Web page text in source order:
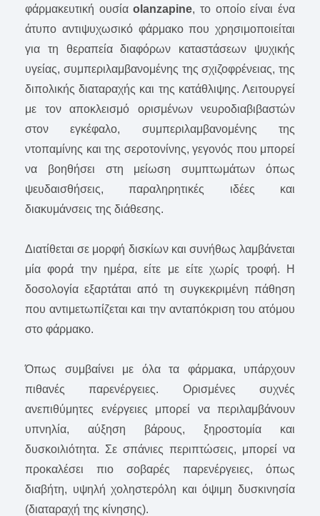
φάρμακευτική ουσίαolanzapine, το οποίο είναι ένα
άτυπο αντιψυχωσικό φάρμακο που χρησιμοποιείται
για τη θεραπεία διαφόρων καταστάσεων ψυχικής
υγείας, συμπεριλαμβανομένης της σχιζοφρένειας, της
διπολικής διαταραχής και της κατάθλιψης. Λειτουργεί
με τον αποκλεισμό ορισμένων νευροδιαβιβαστών
στον εγκέφαλο, συμπεριλαμβανομένης της
ντοπαμίνης και της σεροτονίνης, γεγονός που μπορεί
να βοηθήσει στη μείωση συμπτωμάτων όπως
ψευδαισθήσεις, παραληρητικές ιδέες και
διακυμάνσεις της διάθεσης.
Διατίθεται σε μορφή δισκίων και συνήθως λαμβάνεται
μία φορά την ημέρα, είτε με είτε χωρίς τροφή. Η
δοσολογία εξαρτάται από τη συγκεκριμένη πάθηση
που αντιμετωπίζεται και την ανταπόκριση του ατόμου
στο φάρμακο.
Όπως συμβαίνει με όλα τα φάρμακα, υπάρχουν
πιθανές παρενέργειες. Ορισμένες συχνές
ανεπιθύμητες ενέργειες μπορεί να περιλαμβάνουν
υπνηλία, αύξηση βάρους, ξηροστομία και
δυσκοιλιότητα. Σε σπάνιες περιπτώσεις, μπορεί να
προκαλέσει πιο σοβαρές παρενέργειες, όπως
διαβήτη, υψηλή χοληστερόλη και όψιμη δυσκινησία
(διαταραχή της κίνησης).